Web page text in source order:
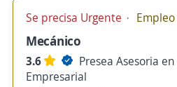
Se precisa Urgente
Mecánico
3.6
Presea Asesoria
Empresarial